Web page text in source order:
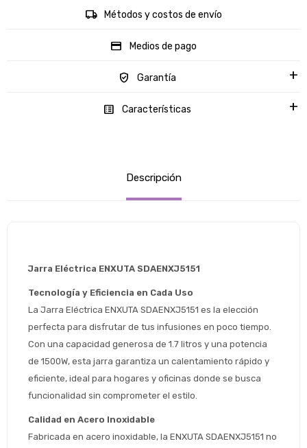
Métodos y costos de envío
Medios de pago
Garantía
Características
Descripción
Jarra Eléctrica ENXUTA SDAENXJ5151
Tecnología y Eficiencia en Cada Uso
La Jarra Eléctrica ENXUTA SDAENXJ5151 es la elección
perfecta para disfrutar de tus infusiones en poco tiempo.
Con una capacidad generosa de 1.7 litros y una potencia
de 1500W, esta jarra garantiza un calentamiento rápido y
eficiente, ideal para hogares y oficinas donde se busca
funcionalidad sin comprometer el estilo.
Calidad en Acero Inoxidable
Fabricada en acero inoxidable, la ENXUTA SDAENXJ5151 no